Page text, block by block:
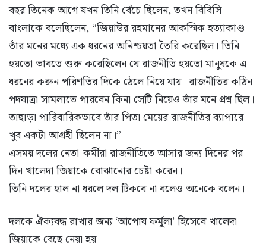
বছর তিনেক আগে যখন তিনি বেঁচে ছিলেন, তখন বিবিসি
বাংলাকে বলেছিলেন, “জিয়াউর রহমানের আকস্মিক হত্যাকাণ্ড
তাঁর মনের মধ্যে এক ধরনের অনিশ্চয়তা তৈরি করেছিল। তিনি
হয়তো ভাবতে শুরু করেছিলেন যে রাজনীতি হয়তো মানুষকে এ
ধরনের করুন পরিণতির দিকে ঠেলে নিয়ে যায়। রাজনীতির কঠিন
পদযাত্রা সামলাতে পারবেন কিনা সেটি নিয়েও তাঁর মনে প্রশ্ন ছিল।
তাছাড়া পারিবারিকভাবে তাঁর পিতা মেয়ের রাজনীতির ব্যাপারে
খুব একটা আগ্রহী ছিলেন না।”
এসময় দলের নেতা-কর্মীরা রাজনীতিতে আসার জন্য দিনের পর
দিন খালেদা জিয়াকে বোঝানোর চেষ্টা করেন।
তিনি দলের হাল না ধরলে দল টিকবে না বলেও অনেকে বলেন।
দলকে ঐক্যবদ্ধ রাখার জন্য ‘আপোষ ফর্মুলা’ হিসেবে খালেদা
জিয়াকে বেছে নেয়া হয়।